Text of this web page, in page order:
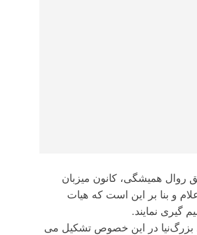
طبق روال همیشگی، کانون میزبان
و بنا بر این است که هیات
نمایند.
بزرگ‌نیا در این خصوص تشکیل می